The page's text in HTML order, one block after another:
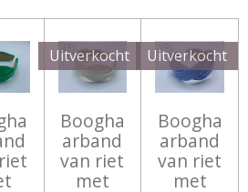
N
E
N
Uitverkocht
Boogha
arband
van riet
met
Uitverkocht
Boogha
arband
van riet
met